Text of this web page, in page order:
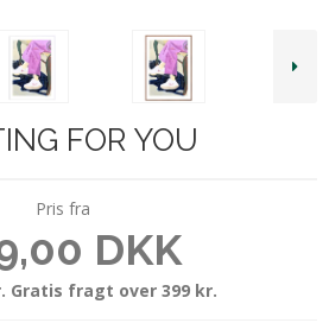
FOR YOU
Pris fra
DKK
Gratis fragt over 399 kr.